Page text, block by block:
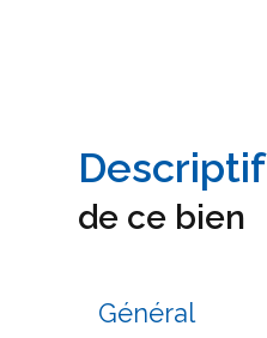
descriptif
de ce bien
Général